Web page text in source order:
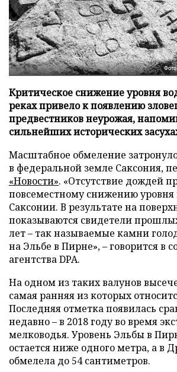
Критическое снижение уровня
реках привело к появлению
предвестников неурожая,
сильнейших исторических
Масштабное обмеление
в федеральной земле Саксония,
«Новости». «Отсутствие дождей
повсеместному снижению уровня
Саксонии. В результате на
показываются свидетели
лет – так называемые камни
на Эльбе в Пирне», – говорится в
агентства DPA.
На одном из таких валунов
самая ранняя из которых
Последняя отметка появилась
недавно – в 2018 году во время
мелководья. Уровень Эльбы в
остается ниже одного метра, а в
обмелела до 54 сантиметров.